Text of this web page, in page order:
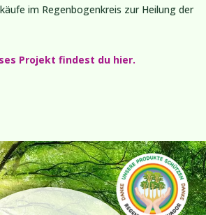
im Regenbogenkreis zur Heilung der
Projekt findest du hier.